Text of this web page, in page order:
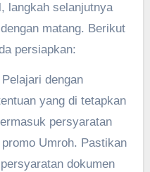
langkah selanjutnya
matang. Berikut
persiapkan:
Pelajari dengan
yang di tetapkan
persyaratan
Umroh. Pastikan
dokumen